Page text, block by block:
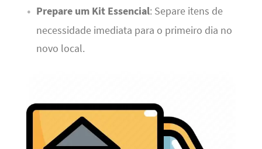
Prepare um Kit Essencial: Separe itens de
necessidade imediata para o primeiro dia no
novo local.